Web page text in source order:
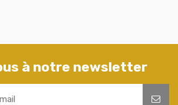
à notre newsletter